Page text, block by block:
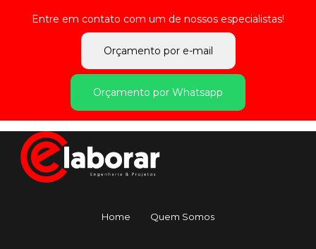
Entre em contato com um de nossos especialistas!
Orçamento por e-mail
Orçamento por Whatsapp
Home Quem Somos